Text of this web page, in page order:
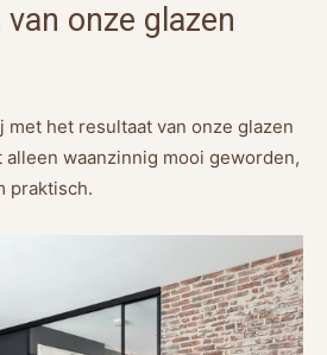
onze glazen
het resultaat van onze glazen
waanzinnig mooi geworden,
praktisch.